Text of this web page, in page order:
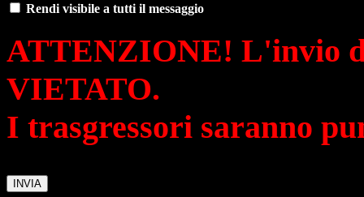
Rendi visibile a tutti il messaggio
ATTENZIONE! L'invio
VIETATO.
I trasgressori saranno